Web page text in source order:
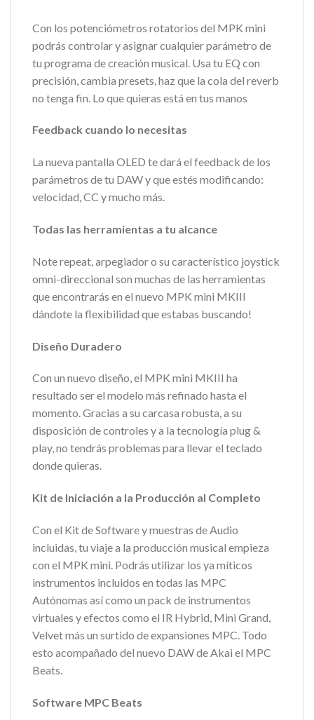
Con los potenciómetros rotatorios del MPK mini
podrás controlar y asignar cualquier parámetro de
tu programa de creación musical. Usa tu EQ con
precisión, cambia presets, haz que la cola del reverb
no tenga fin. Lo que quieras está en tus manos
Feedback cuando lo necesitas
La nueva pantalla OLED te dará el feedback de los
parámetros de tu DAW y que estés modificando:
velocidad, CC y mucho más.
Todas las herramientas a tu alcance
Note repeat, arpegiador o su característico joystick
omni-direccional son muchas de las herramientas
que encontrarás en el nuevo MPK mini MKIII
dándote la flexibilidad que estabas buscando!
Diseño Duradero
Con un nuevo diseño, el MPK mini MKIII ha
resultado ser el modelo más refinado hasta el
momento. Gracias a su carcasa robusta, a su
disposición de controles y a la tecnología plug &
play, no tendrás problemas para llevar el teclado
donde quieras.
Kit de Iniciación a la Producción al Completo
Con el Kit de Software y muestras de Audio
incluidas, tu viaje a la producción musical empieza
con el MPK mini. Podrás utilizar los ya míticos
instrumentos incluidos en todas las MPC
Autónomas así como un pack de instrumentos
virtuales y efectos como el IR Hybrid, Mini Grand,
Velvet más un surtido de expansiones MPC. Todo
esto acompañado del nuevo DAW de Akai el MPC
Beats.
Software MPC Beats